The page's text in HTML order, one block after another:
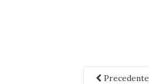
Precedente